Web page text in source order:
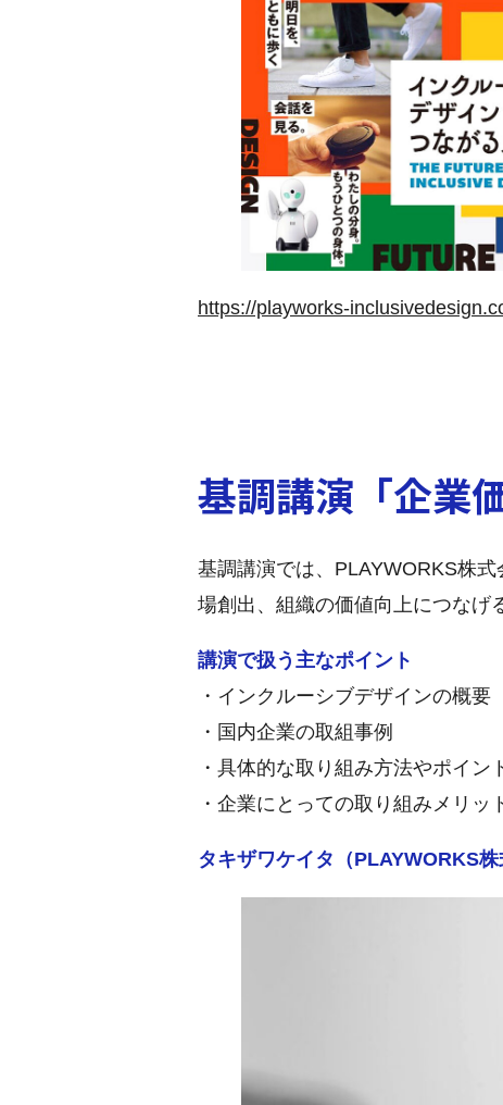
https://playworks-
基調講演「企業
基調講演では、PLAYWORKS株
場創出、組織の価値向上につなげ
講演で扱う主なポイント
・インクルーシブデザインの概要
・国内企業の取組事例
・具体的な取り組み方法やポイン
・企業にとっての取り組みメリッ
タキザワケイタ（PLAYWORKS